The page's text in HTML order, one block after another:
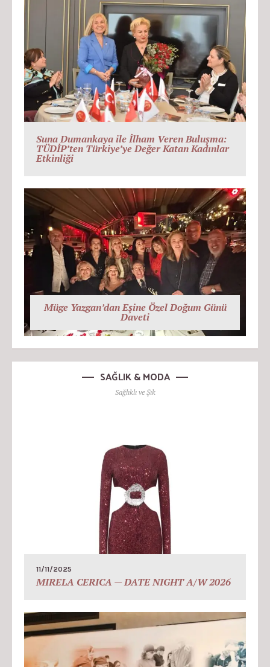
Suna Dumankaya ile İlham Veren Buluşma:
TÜDİP’ten Türkiye’ye Değer Katan Kadınlar
Etkinliği
Müge Yazgan’dan Eşine Özel Doğum Günü
Daveti
SAĞLIK & MODA
Sağlıklı ve Şık
11/11/2025
MIRELA CERICA — DATE NIGHT A/W 2026